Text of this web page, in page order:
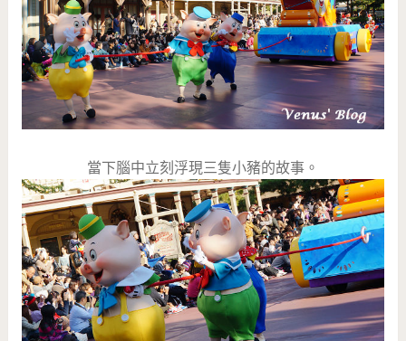
當下腦中立刻浮現三隻小豬的故事。